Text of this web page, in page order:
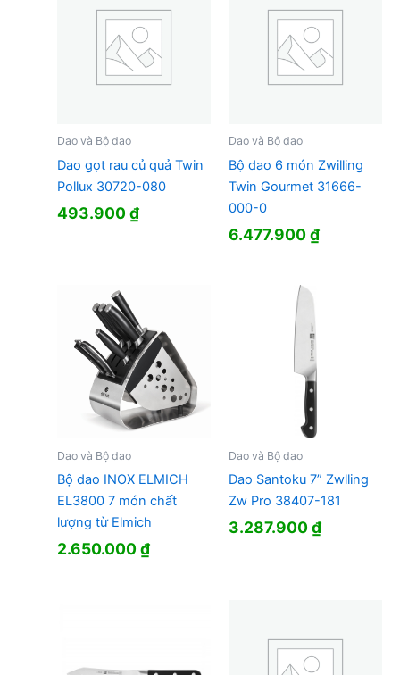
Dao và Bộ dao
Dao gọt rau củ quả Twin
Pollux 30720-080
493.900₫
Dao và Bộ dao
Bộ dao 6 món Zwilling
Twin Gourmet 31666-
000-0
6.477.900₫
Dao và Bộ dao
Bộ dao INOX ELMICH
EL3800 7 món chất
lượng từ Elmich
2.650.000₫
Dao và Bộ dao
Dao Santoku 7” Zwlling
Zw Pro 38407-181
3.287.900₫